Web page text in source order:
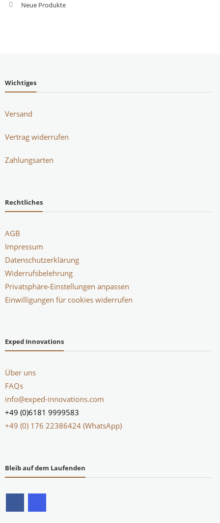
Neue Produkte
Wichtiges
Versand
Vertrag widerrufen
Zahlungsarten
Rechtliches
AGB
Impressum
Datenschutzerklärung
Widerrufsbelehrung
Privatsphäre-Einstellungen anpassen
Einwilligungen für cookies widerrufen
Exped Innovations
Über uns
FAQs
info@exped-innovations.com
+49 (0)6181 9999583
+49 (0) 176 22386424 (WhatsApp)
Bleib auf dem Laufenden